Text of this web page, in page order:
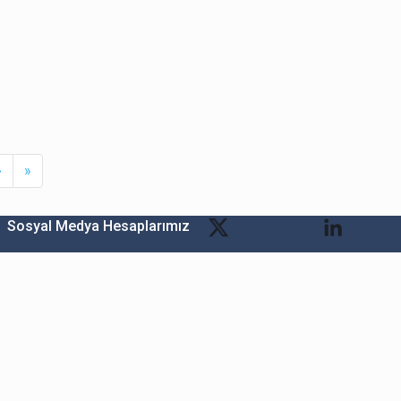
Next
»Last
Sosyal Medya Hesaplarımız